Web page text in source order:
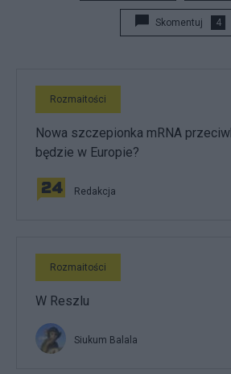
Skomentuj 4
Rozmaitości
Nowa szczepionka mRNA
będzie w Europie?
Redakcja
Rozmaitości
W Reszlu
Siukum Balala